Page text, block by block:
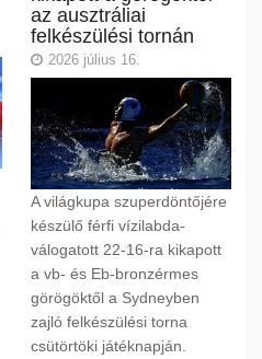
az ausztráliai
felkészülési tornán
2026 július 16.
A világkupa szuperdöntőjére
készülő férfi vízilabda-
válogatott 22-16-ra kikapott
a vb- és Eb-bronzérmes
görögöktől a Sydneyben
zajló felkészülési torna
csütörtöki játéknapján.